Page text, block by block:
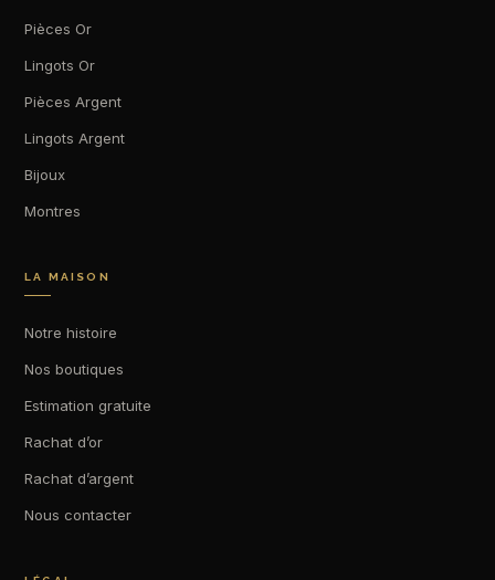
Pièces Or
Lingots Or
Pièces Argent
Lingots Argent
Bijoux
Montres
LA MAISON
Notre histoire
Nos boutiques
Estimation gratuite
Rachat d’or
Rachat d’argent
Nous contacter